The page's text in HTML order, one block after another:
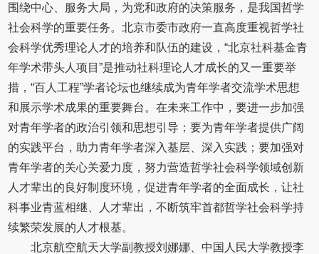
围绕中心、服务大局，为党和政府的决策服务，是我国哲学
社会科学的重要任务。北京市委市政府一直高度重视哲学社
会科学优秀理论人才的培养和队伍的建设，“北京社科基金青
年学术带头人项目”是推动社科理论人才成长的又一重要举
措，“百人工程”学者论坛也继续成为青年学者交流学术思想
和展示学术成果的重要舞台。在未来工作中，要进一步加强
对青年学者的政治引领和思想引导；要为青年学者提供广阔
的实践平台，助力青年学者深入基层、深入实践；要加强对
青年学者的关心关爱力度，努力营造哲学社会科学领域创新
人才辈出的良好制度环境，促进青年学者的全面成长，让社
科事业青蓝相继、人才辈出，不断筑牢首都哲学社会科学持
续繁荣发展的人才根基。
北京航空航天大学副教授刘娜娜、中国人民大学教授李